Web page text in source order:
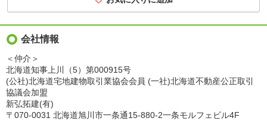
会社情報
＜仲介＞
北海道知事上川（5）第000915号
(公社)北海道宅地建物取引業協会会員 (一社)北海道不動産公正取引
協議会加盟
新弘拓建(有)
〒070-0031 北海道旭川市一条通15-880-2一条モルフェビル4F